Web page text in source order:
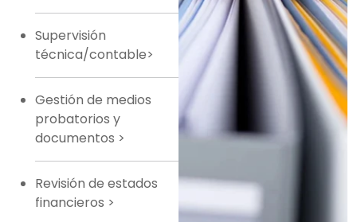
Supervisión
técnica/contable>
Gestión de medios
probatorios y
documentos >
Revisión de estados
financieros >